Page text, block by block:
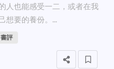
人也能感受一二，或者在我
想要的養份。...
書評